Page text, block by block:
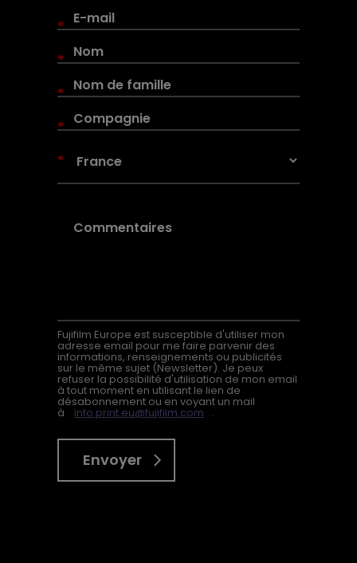
*
*
*
*
*
Fujifilm Europe est susceptible d'utiliser mon
adresse email pour me faire parvenir des
informations, renseignements ou publicités
sur le même sujet (Newsletter). Je peux
refuser la possibilité d'utilisation de mon email
à tout moment en utilisant le lien de
désabonnement ou en voyant un mail
à info.print.eu@fujifilm.com .
Envoyer